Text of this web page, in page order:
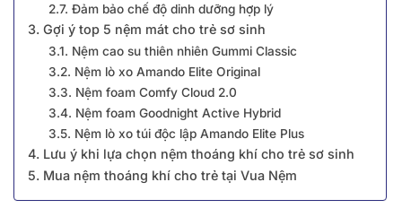
2.7. Đảm bảo chế độ dinh dưỡng hợp lý
3. Gợi ý top 5 nệm mát cho trẻ sơ sinh
3.1. Nệm cao su thiên nhiên Gummi Classic
3.2. Nệm lò xo Amando Elite Original
3.3. Nệm foam Comfy Cloud 2.0
3.4. Nệm foam Goodnight Active Hybrid
3.5. Nệm lò xo túi độc lập Amando Elite Plus
4. Lưu ý khi lựa chọn nệm thoáng khí cho trẻ sơ sinh
5. Mua nệm thoáng khí cho trẻ tại Vua Nệm